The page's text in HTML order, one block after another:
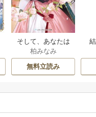
そして、あなたは
私を捨てる
柏みなみ
無料立読み